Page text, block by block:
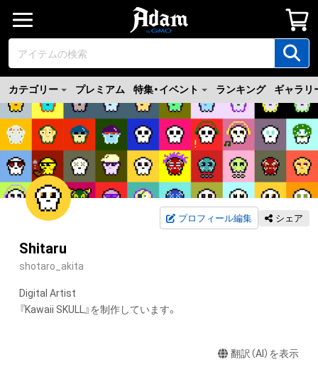
カテゴリー プレミアム 特集・イベント ランキング ギャラリ
プロフィール編集 シェア
Shitaru
shotaro_akita
Digital Artist
『Kawaii SKULL』を制作しています。
翻訳（AI）を表示